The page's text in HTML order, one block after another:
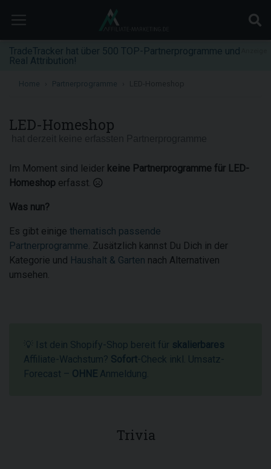
TradeTracker hat über 500 TOP-Partnerprogramme und
Real Attribution!
Home Partnerprogramme
LED-Homeshop
Im Moment sind leider keine Partnerprogramme für LED-
Homeshop erfasst.
Was nun?
Es gibt einige thematisch passende
Partnerprogramme. Zusätzlich kannst Du Dich in der
Kategorie und Haushalt & Garten nach Alternativen
umsehen.
💡 Ist dein Shopify-Shop bereit für skalierbares
Affiliate-Wachstum? Sofort-Check inkl. Umsatz-
Forecast – OHNE Anmeldung.
Trivia